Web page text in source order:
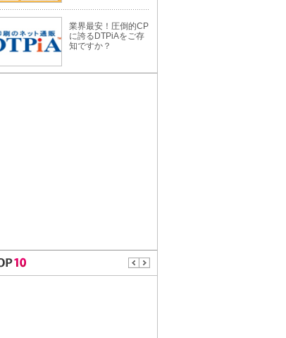
業界最安！圧倒的CP
に誇るDTPiAをご存
知ですか？